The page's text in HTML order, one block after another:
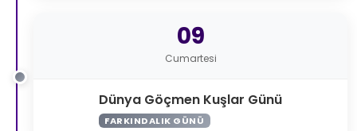
09
Cumartesi
Dünya Göçmen Kuşlar Günü
FARKINDALIK GÜNÜ